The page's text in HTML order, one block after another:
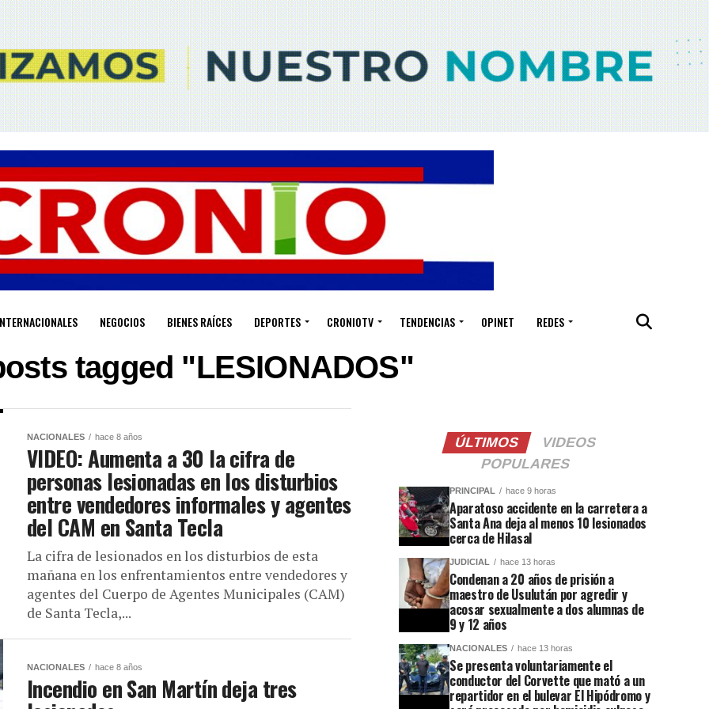
NEGOCIOS BIENES RAÍCES DEPORTES CRONIOTV TENDENCIAS OPINET REDES
tagged "LESIONADOS"
NACIONALES hace 8 años
VIDEO: Aumenta a 30 la cifra de
personas lesionadas en los disturbios
entre vendedores informales y agentes
del CAM en Santa Tecla
La cifra de lesionados en los disturbios de esta
mañana en los enfrentamientos entre vendedores y
agentes del Cuerpo de Agentes Municipales (CAM)
de Santa Tecla,...
NACIONALES hace 8 años
Incendio en San Martín deja tres
ÚLTIMOS
VIDEOS
POPULARES
PRINCIPAL hace 9 horas
Aparatoso accidente en la carretera a
Santa Ana deja al menos 10 lesionados
cerca de Hilasal
JUDICIAL hace 13 horas
Condenan a 20 años de prisión a
maestro de Usulután por agredir y
acosar sexualmente a dos alumnas de
9 y 12 años
NACIONALES hace 13 horas
Se presenta voluntariamente el
conductor del Corvette que mató a un
repartidor en el bulevar El Hipódromo y